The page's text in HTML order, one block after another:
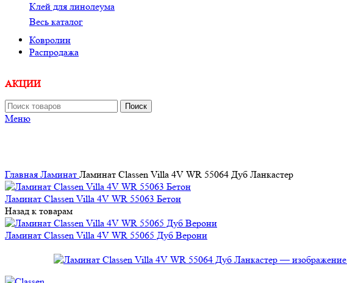
Клей для линолеума
Весь каталог
Ковролин
Распродажа
АКЦИИ
Поиск
Меню
Главная Ламинат Ламинат Classen Villa 4V WR 55064 Дуб Ланкастер
Ламинат Classen Villa 4V WR 55063 Бетон
Назад к товарам
Ламинат Classen Villa 4V WR 55065 Дуб Верони